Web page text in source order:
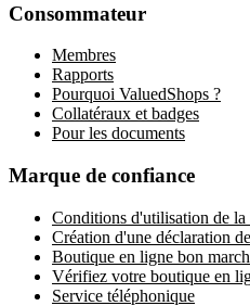
Consommateur
Membres
Rapports
Pourquoi ValuedShops ?
Collatéraux et badges
Pour les documents
Marque de confiance
Conditions d'utilisation de
Création d'une déclaration
Boutique en ligne bon
Vérifiez votre boutique en
Service téléphonique